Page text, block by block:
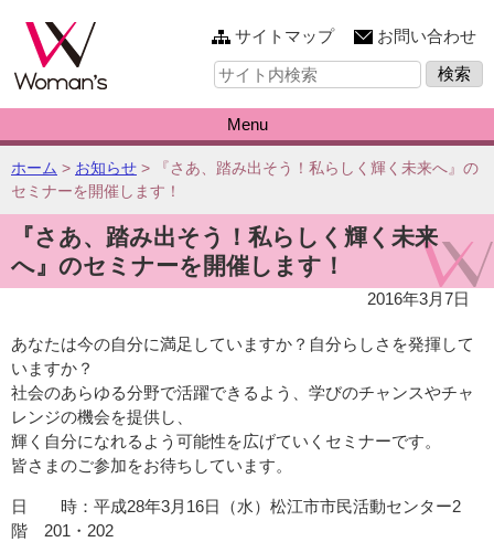
このページの本文へ
サイトマップ
お問い合わせ
サ
イ
内
検
索:
Menu
こ
の
ペ
ー
ジ
ホーム > お知らせ >
『さあ、踏み出そう！私らしく輝く未来へ』の
セミナーを開催します！
『さあ、踏み出そう！私らしく輝く未来
へ』のセミナーを開催します！
2016年3月7日
あなたは今の自分に満足していますか？自分らしさを発揮して
いますか？
社会のあらゆる分野で活躍できるよう、学びのチャンスやチャ
レンジの機会を提供し、
輝く自分になれるよう可能性を広げていくセミナーです。
皆さまのご参加をお待ちしています。
日 時：平成28年3月16日（水）松江市市民活動センター2
階 201・202